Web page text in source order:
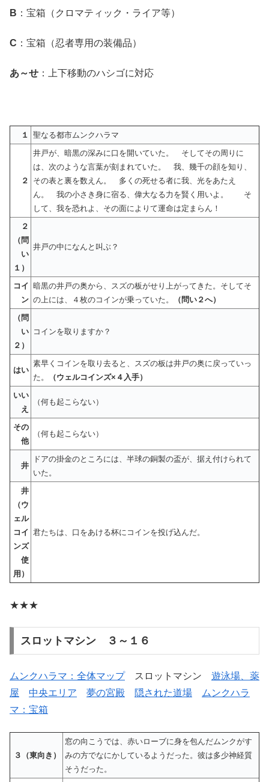
B ：宝箱（クロマティック・ライア等）
C ：宝箱（忍者専用の装備品）
あ～せ ：上下移動のハシゴに対応
１ 聖なる都市ムンクハラマ
２
井戸が、暗黒の深みに口を開いていた。 そしてその周りに
は、次のような言葉が刻まれていた。 我、幾千の顔を知り、
その表と裏を数えん。 多くの死せる者に我、光をあたえ
ん。 我の小さき身に宿る、偉大なる力を賢く用いよ。 そ
して、我を恐れよ、その面によりて運命は定まらん！
２
（問
い
１）
井戸の中になんと叫ぶ？
コイ
ン
暗黒の井戸の奥から、スズの板がせり上がってきた。そしてそ
の上には、４枚のコインが乗っていた。
（問い２へ）
（問
い
２）
コインを取りますか？
はい
素早くコインを取り去ると、スズの板は井戸の奥に戻っていっ
た。
（ウェルコインズ×４入手）
いい
え
（何も起こらない）
その
他
（何も起こらない）
井
ドアの掛金のところには、半球の銅製の盃が、据え付けられて
いた。
井
（ウ
ェル
コイ
ンズ
使
用）
君たちは、口をあける杯にコインを投げ込んだ。
★★★
スロットマシン ３～１６
ムンクハラマ：全体マップスロットマシン 遊泳場、薬
屋
中央エリア 夢の宮殿 隠された道場
ムンクハラ
マ：宝箱
３（東向き）
窓の向こうでは、赤いローブに身を包んだムンクがす
みの方でなにかしているようだった。彼は多少神経質
そうだった。